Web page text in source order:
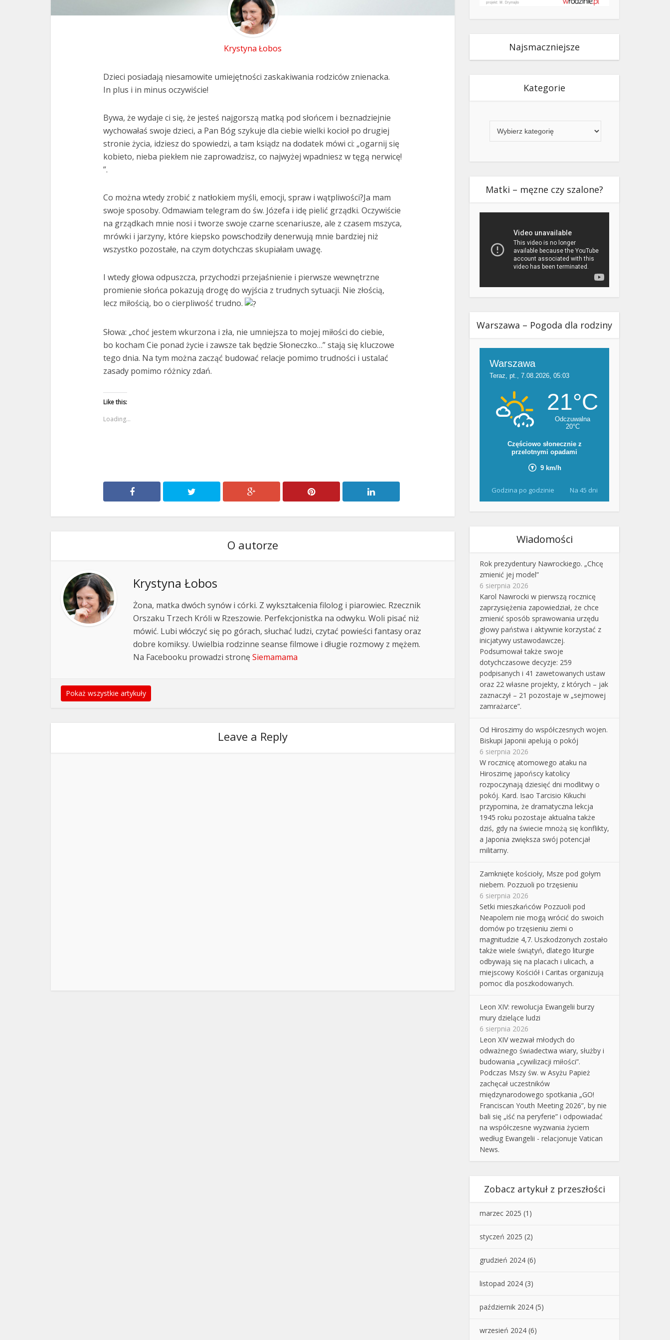
Krystyna Łobos
Dzieci posiadają niesamowite umiejętności zaskakiwania rodziców znienacka.
In plus i in minus oczywiście!
Bywa, że wydaje ci się, że jesteś najgorszą matką pod słońcem i beznadziejnie
wychowałaś swoje dzieci, a Pan Bóg szykuje dla ciebie wielki kocioł po drugiej
stronie życia, idziesz do spowiedzi, a tam ksiądz na dodatek mówi ci: „ogarnij się
kobieto, nieba piekłem nie zaprowadzisz, co najwyżej wpadniesz w tęgą nerwicę!
”.
Co można wtedy zrobić z natłokiem myśli, emocji, spraw i wątpliwości?Ja mam
swoje sposoby. Odmawiam telegram do św. Józefa i idę pielić grządki. Oczywiście
na grządkach mnie nosi i tworze swoje czarne scenariusze, ale z czasem mszyca,
mrówki i jarzyny, które kiepsko powschodziły denerwują mnie bardziej niż
wszystko pozostałe, na czym dotychczas skupiałam uwagę.
I wtedy głowa odpuszcza, przychodzi przejaśnienie i pierwsze wewnętrzne
promienie słońca pokazują drogę do wyjścia z trudnych sytuacji. Nie złością,
lecz miłością, bo o cierpliwość trudno.
Słowa: „choć jestem wkurzona i zła, nie umniejsza to mojej miłości do ciebie,
bo kocham Cie ponad życie i zawsze tak będzie Słoneczko…” stają się kluczowe
tego dnia. Na tym można zacząć budować relacje pomimo trudności i ustalać
zasady pomimo różnicy zdań.
Like this:
Loading...
O autorze
Krystyna Łobos
Żona, matka dwóch synów i córki. Z wykształcenia filolog i piarowiec. Rzecznik
Orszaku Trzech Króli w Rzeszowie. Perfekcjonistka na odwyku. Woli pisać niż
mówić. Lubi włóczyć się po górach, słuchać ludzi, czytać powieści fantasy oraz
dobre komiksy. Uwielbia rodzinne seanse filmowe i długie rozmowy z mężem.
Na Facebooku prowadzi stronęSiemamama
Pokaż wszystkie artykuły
Leave a Reply
Najsmaczniejsze
Kategorie
Matki – męzne czy szalone?
Warszawa – Pogoda dla rodziny
Godzina po godzinie Na 45 dni
Wiadomości
Rok prezydentury Nawrockiego. „Chcę
zmienić jej model”
6 sierpnia 2026
Karol Nawrocki w pierwszą rocznicę
zaprzysiężenia zapowiedział, że chce
zmienić sposób sprawowania urzędu
głowy państwa i aktywnie korzystać z
inicjatywy ustawodawczej.
Podsumował także swoje
dotychczasowe decyzje: 259
podpisanych i 41 zawetowanych ustaw
oraz 22 własne projekty, z których – jak
zaznaczył – 21 pozostaje w „sejmowej
zamrażarce”.
Od Hiroszimy do współczesnych wojen.
Biskupi Japonii apelują o pokój
6 sierpnia 2026
W rocznicę atomowego ataku na
Hiroszimę japońscy katolicy
rozpoczynają dziesięć dni modlitwy o
pokój. Kard. Isao Tarcisio Kikuchi
przypomina, że dramatyczna lekcja
1945 roku pozostaje aktualna także
dziś, gdy na świecie mnożą się konflikty,
a Japonia zwiększa swój potencjał
militarny.
Zamknięte kościoły, Msze pod gołym
niebem. Pozzuoli po trzęsieniu
6 sierpnia 2026
Setki mieszkańców Pozzuoli pod
Neapolem nie mogą wrócić do swoich
domów po trzęsieniu ziemi o
magnitudzie 4,7. Uszkodzonych zostało
także wiele świątyń, dlatego liturgie
odbywają się na placach i ulicach, a
miejscowy Kościół i Caritas organizują
pomoc dla poszkodowanych.
Leon XIV: rewolucja Ewangelii burzy
mury dzielące ludzi
6 sierpnia 2026
Leon XIV wezwał młodych do
odważnego świadectwa wiary, służby i
budowania „cywilizacji miłości”.
Podczas Mszy św. w Asyżu Papież
zachęcał uczestników
międzynarodowego spotkania „GO!
Franciscan Youth Meeting 2026”, by nie
bali się „iść na peryferie” i odpowiadać
na współczesne wyzwania życiem
według Ewangelii - relacjonuje Vatican
News.
Zobacz artykuł z przeszłości
marzec 2025 (1)
styczeń 2025 (2)
grudzień 2024 (6)
listopad 2024 (3)
październik 2024 (5)
wrzesień 2024 (6)